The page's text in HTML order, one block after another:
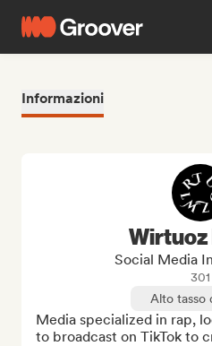
Informazioni
Wirtuoz
Social Media
301
Alto tasso
Media specialized in rap,
to broadcast on TikTok to